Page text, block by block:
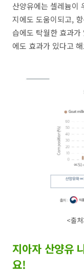
산양유에는 셀레늄이
지에도 도움이되고,
습에도 탁월한 효과가
에도 효과가 있다고
<출
지아자 산양유
요!